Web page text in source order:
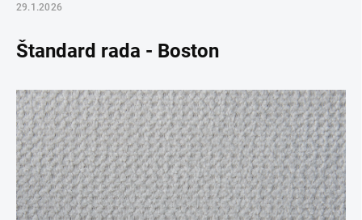
29.1.2026
Štandard rada - Boston